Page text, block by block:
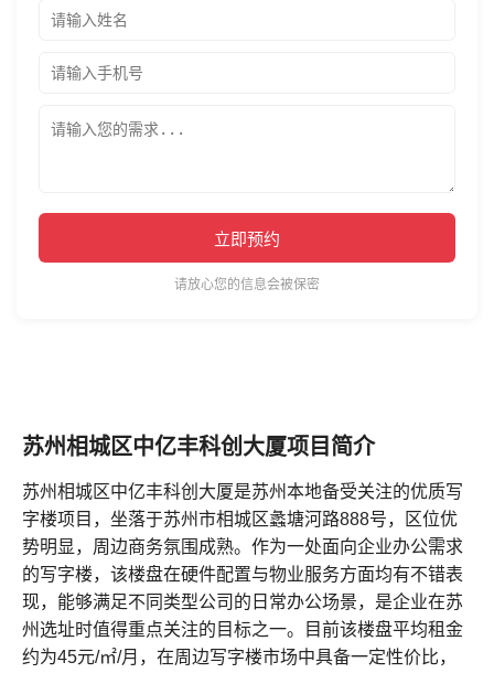
立即预约
请放心您的信息会被保密
苏州相城区中亿丰科创大厦项目简介
苏州相城区中亿丰科创大厦是苏州本地备受关注的优质写
字楼项目，坐落于苏州市相城区蠡塘河路888号，区位优
势明显，周边商务氛围成熟。作为一处面向企业办公需求
的写字楼，该楼盘在硬件配置与物业服务方面均有不错表
现，能够满足不同类型公司的日常办公场景，是企业在苏
州选址时值得重点关注的目标之一。目前该楼盘平均租金
约为45元/㎡/月，在周边写字楼市场中具备一定性价比，